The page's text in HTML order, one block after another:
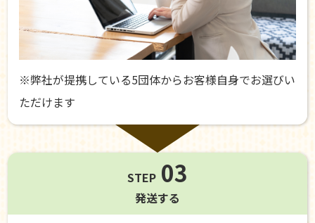
※弊社が提携している5団体からお客様自身でお選びい
ただけます
STEP 03
発送する